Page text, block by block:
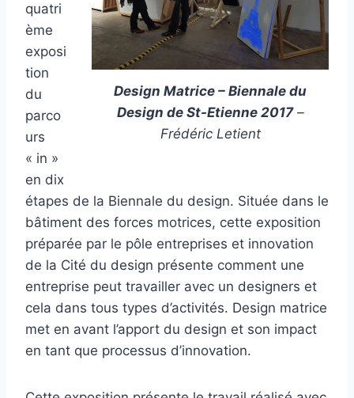
Design Matrice – Biennale du
Design de St-Etienne 2017–
Frédéric Letient
quatri
ème
exposi
tion
du
parco
urs
« in »
en dix
étapes de la Biennale du design. Située dans le
bâtiment des forces motrices, cette exposition
préparée par le pôle entreprises et innovation
de la Cité du design présente comment une
entreprise peut travailler avec un designers et
cela dans tous types d’activités. Design matrice
met en avant l’apport du design et son impact
en tant que processus d’innovation.